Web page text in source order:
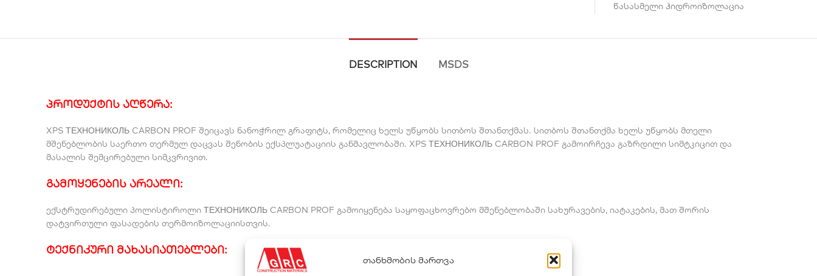
თანხმობის მართვა
წასასმელი ჰიდროიზოლაცია
DESCRIPTION MSDS
პროდუქტის აღწერა:
XPS ТЕХНОНИКОЛЬ CARBON PROF შეიცავს ნანოჭრილ გრაფიტს, რომელიც ხელს უწყობს სითბოს შთანთქმას. სითბოს შთანთქმა ხელს უწყობს მთელი
მშენებლობის საერთო თერმულ დაცვას შენობის ექსპლუატაციის განმავლობაში. XPS ТЕХНОНИКОЛЬ CARBON PROF გამოირჩევა გაზრდილი სიმტკიცით და
მასალის შემცირებული სიმკვრივით.
გამოყენების არეალი:
ექსტრუდირებული პოლისტიროლი ТЕХНОНИКОЛЬ CARBON PROF გამოიყენება საყოფაცხოვრებო მშენებლობაში სახურავების, იატაკების, მათ შორის
დატვირთული ფასადების თერმოიზოლაციისთვის.
ტექნიკური მახასიათებლები: